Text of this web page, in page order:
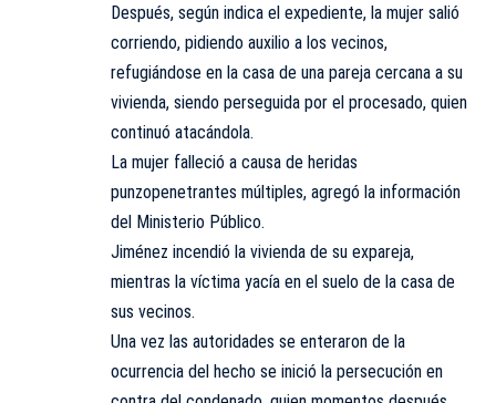
Después, según indica el expediente, la mujer salió
corriendo, pidiendo auxilio a los vecinos,
refugiándose en la casa de una pareja cercana a su
vivienda, siendo perseguida por el procesado, quien
continuó atacándola.
La mujer falleció a causa de heridas
punzopenetrantes múltiples, agregó la información
del Ministerio Público.
Jiménez incendió la vivienda de su expareja,
mientras la víctima yacía en el suelo de la casa de
sus vecinos.
Una vez las autoridades se enteraron de la
ocurrencia del hecho se inició la persecución en